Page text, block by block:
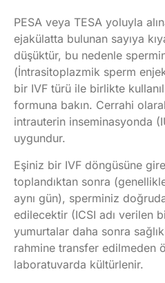
PESA veya TESA yoluyla
ejakülatta bulunan sayıya
düşüktür, bu nedenle
(İntrasitoplazmik sperm
bir IVF türü ile birlikte
formuna bakın. Cerrahi
intrauterin inseminasyonda
uygundur.
Eşiniz bir IVF döngüsüne
toplandıktan sonra
aynı gün), sperminiz
edilecektir (ICSI adı verilen
yumurtalar daha sonra
rahmine transfer edilmeden
laboratuvarda kültürlenir.